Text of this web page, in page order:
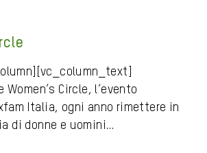
Women’s Circle, l’evento
Italia, ogni anno rimettere in
di donne e uomini…